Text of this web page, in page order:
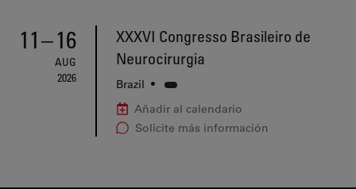
11–16
AUG
2026
XXXVI Congresso Brasileiro de
Neurocirurgia
Brazil •
Añadir al calendario
Solicite más información